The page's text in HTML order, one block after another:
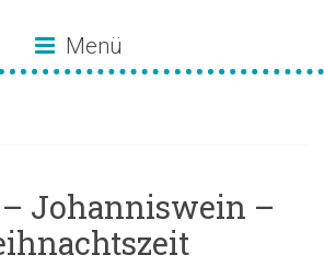
Menü
– Johanniswein –